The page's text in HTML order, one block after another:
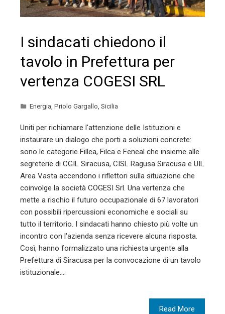
I sindacati chiedono il
tavolo in Prefettura per
vertenza COGESI SRL
Energia Priolo Gargallo Sicilia
Uniti per richiamare l'attenzione delle Istituzioni e
instaurare un dialogo che porti a soluzioni concrete:
sono le categorie Fillea, Filca e Feneal che insieme alle
segreterie di CGIL Siracusa, CISL Ragusa Siracusa e UIL
Area Vasta accendono i riflettori sulla situazione che
coinvolge la società COGESI Srl. Una vertenza che
mette a rischio il futuro occupazionale di 67 lavoratori
con possibili ripercussioni economiche e sociali su
tutto il territorio. I sindacati hanno chiesto più volte un
incontro con l'azienda senza ricevere alcuna risposta.
Così, hanno formalizzato una richiesta urgente alla
Prefettura di Siracusa per la convocazione di un tavolo
istituzionale.…
Read More